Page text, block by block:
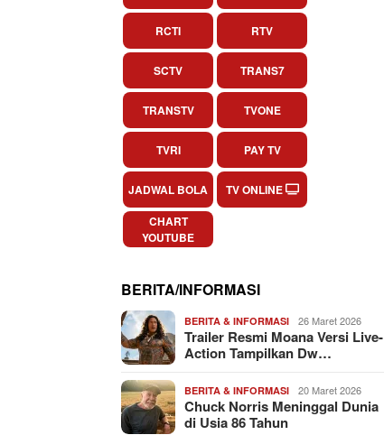
RCTI RTV
SCTV TRANS7
TRANSTV TVONE
TVRI PAY TV
JADWAL BOLA
TV ONLINE
CHART
YOUTUBE
BERITA/INFORMASI
BERITA & INFORMASI 26 Maret 2026
Trailer Resmi Moana Versi Live-
Action Tampilkan Dw…
BERITA & INFORMASI 20 Maret 2026
Chuck Norris Meninggal Dunia
di Usia 86 Tahun